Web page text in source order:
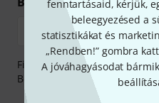
fenntartásaid, kérjük,
beleegyezésed a
statisztikákat és
„Rendben!” gombra
A jóváhagyásodat
Fizessen biztonságosan,
Betéti- vagy hitelkártya